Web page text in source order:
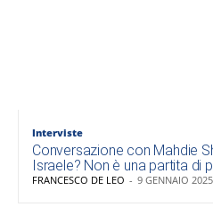
Interviste
Conversazione con Mahdie
Israele? Non è una partita di
FRANCESCO DE LEO - 9 GENNAIO 2025